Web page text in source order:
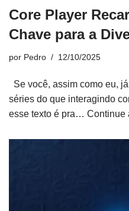
Core Player
Chave para a
por Pedro 12/10/2025
Se você, assim como eu,
séries do que interagindo
esse texto é pra… Continue